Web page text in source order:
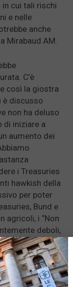
cui tali rischi
e nelle
anche
Mirabaud AM.
C’è
così la giostra
è discusso
non ha deluso
di iniziare a
aumento dei
i Treasuries
hawkish della
per poter
Bund e
agricoli, i “Non
deboli,
ad
deboli da
Sembra
propri effetti,